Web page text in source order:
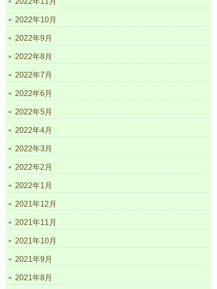
2022年10月
2022年9月
2022年8月
2022年7月
2022年6月
2022年5月
2022年4月
2022年3月
2022年2月
2022年1月
2021年12月
2021年11月
2021年10月
2021年9月
2021年8月